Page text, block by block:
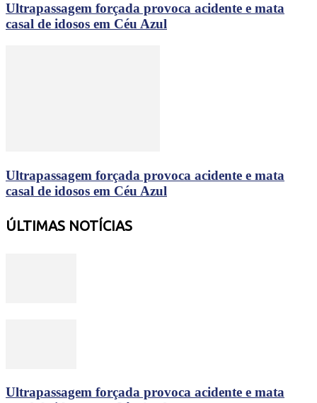
Ultrapassagem forçada provoca acidente e mata
casal de idosos em Céu Azul
Ultrapassagem forçada provoca acidente e mata
casal de idosos em Céu Azul
ÚLTIMAS NOTÍCIAS
Ultrapassagem forçada provoca acidente e mata